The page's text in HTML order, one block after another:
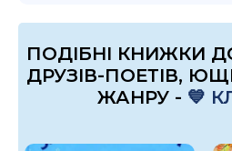
ПОДІБНІ КНИЖКИ
ДРУЗІВ-ПОЕТІВ,
ЖАНРУ - 💙